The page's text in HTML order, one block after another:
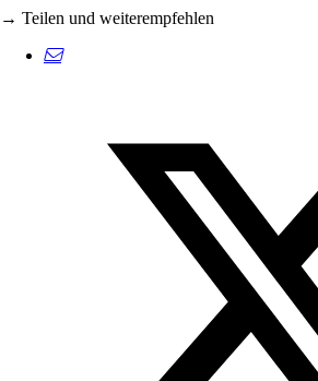
→ Teilen und weiterempfehlen